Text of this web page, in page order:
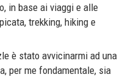
in base ai viaggi e alle
trekking, hiking e
è stato avvicinarmi ad una
per me fondamentale, sia